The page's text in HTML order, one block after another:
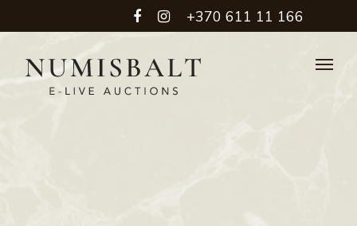
+370 611 11 166